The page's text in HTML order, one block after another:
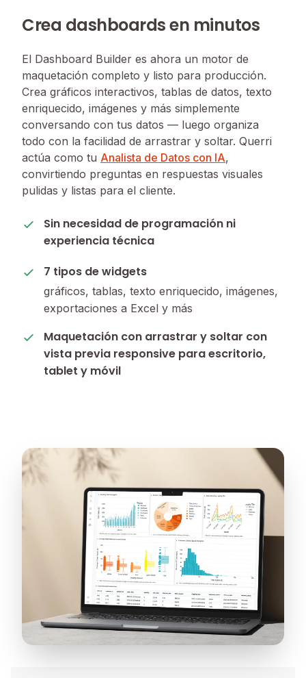
Crea dashboards en minutos
El Dashboard Builder es ahora un motor de
maquetación completo y listo para producción.
Crea gráficos interactivos, tablas de datos, texto
enriquecido, imágenes y más simplemente
conversando con tus datos — luego organiza
todo con la facilidad de arrastrar y soltar. Querri
actúa como tu Analista de Datos con IA,
convirtiendo preguntas en respuestas visuales
pulidas y listas para el cliente.
Sin necesidad de programación ni
experiencia técnica
7 tipos de widgets
gráficos, tablas, texto enriquecido, imágenes,
exportaciones a Excel y más
Maquetación con arrastrar y soltar con
vista previa responsive para escritorio,
tablet y móvil